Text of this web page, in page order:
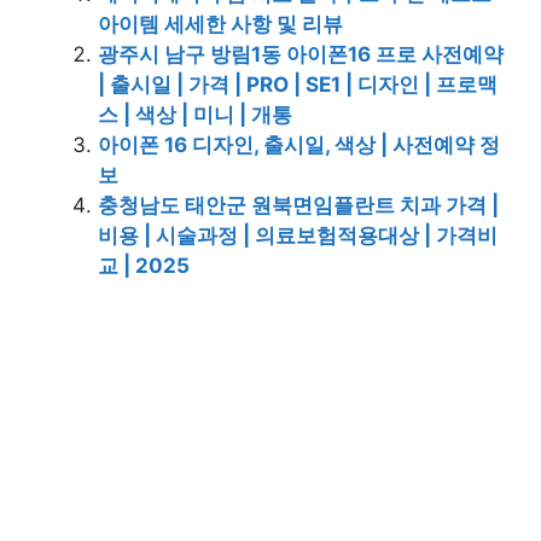
아이템 세세한 사항 및 리뷰
광주시 남구 방림1동 아이폰16 프로 사전예약
| 출시일 | 가격 | PRO | SE1 | 디자인 | 프로맥
스 | 색상 | 미니 | 개통
아이폰 16 디자인, 출시일, 색상 | 사전예약 정
보
충청남도 태안군 원북면임플란트 치과 가격 |
비용 | 시술과정 | 의료보험적용대상 | 가격비
교 | 2025